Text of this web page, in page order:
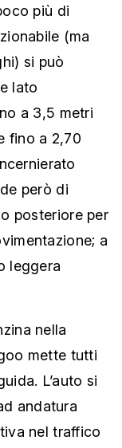
più di
(ma
si può
lato
a 3,5 metri
fino a 2,70
però di
posteriore per
a
leggera
nella
mette tutti
L’auto si
andatura
nel traffico